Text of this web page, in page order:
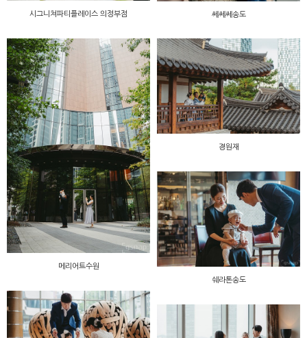
쎄쎄쎄송도
시그니쳐파티플레이스 의정부점
메리어트수원
경원재
쉐라톤송도